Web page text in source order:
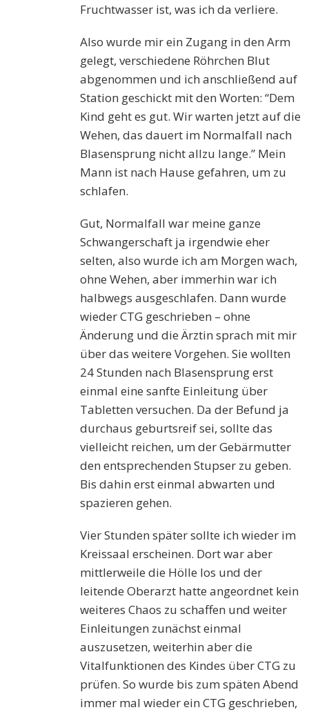
Fruchtwasser ist, was ich da verliere.
Also wurde mir ein Zugang in den Arm
gelegt, verschiedene Röhrchen Blut
abgenommen und ich anschließend auf
Station geschickt mit den Worten: “Dem
Kind geht es gut. Wir warten jetzt auf die
Wehen, das dauert im Normalfall nach
Blasensprung nicht allzu lange.” Mein
Mann ist nach Hause gefahren, um zu
schlafen.
Gut, Normalfall war meine ganze
Schwangerschaft ja irgendwie eher
selten, also wurde ich am Morgen wach,
ohne Wehen, aber immerhin war ich
halbwegs ausgeschlafen. Dann wurde
wieder CTG geschrieben – ohne
Änderung und die Ärztin sprach mit mir
über das weitere Vorgehen. Sie wollten
24 Stunden nach Blasensprung erst
einmal eine sanfte Einleitung über
Tabletten versuchen. Da der Befund ja
durchaus geburtsreif sei, sollte das
vielleicht reichen, um der Gebärmutter
den entsprechenden Stupser zu geben.
Bis dahin erst einmal abwarten und
spazieren gehen.
Vier Stunden später sollte ich wieder im
Kreissaal erscheinen. Dort war aber
mittlerweile die Hölle los und der
leitende Oberarzt hatte angeordnet kein
weiteres Chaos zu schaffen und weiter
Einleitungen zunächst einmal
auszusetzen, weiterhin aber die
Vitalfunktionen des Kindes über CTG zu
prüfen. So wurde bis zum späten Abend
immer mal wieder ein CTG geschrieben,